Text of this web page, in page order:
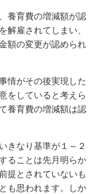
養育費の増減額が認
解雇されてしまい、
額の変更が認められ
情がその後実現した
をしていると考えら
養育費の増減額は認
きなり基準が１～２
ることは先月明らか
提とされていないも
も思われます。しか